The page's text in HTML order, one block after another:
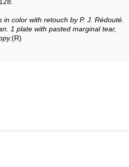
color with retouch by P. J. Rédouté.
1 plate with pasted marginal tear,
(R)